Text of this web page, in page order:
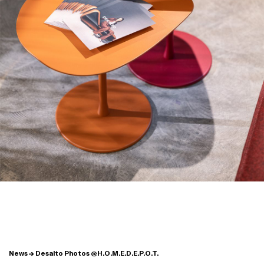
News Desalto Photos @H.O.M.E.D.E.P.O.T.